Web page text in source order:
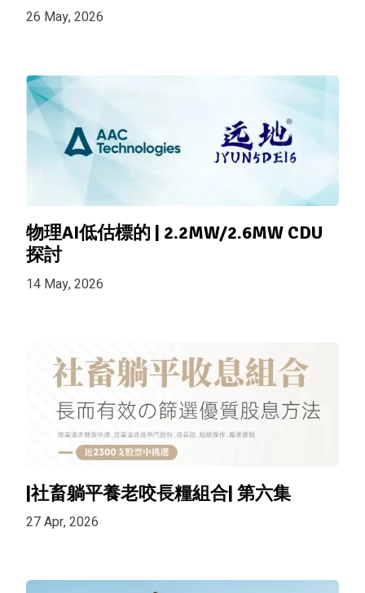
26 May, 2026
物理AI低估標的 | 2.2MW/2.6MW CDU
探討
14 May, 2026
|社畜躺平養老咬長糧組合| 第六集
27 Apr, 2026